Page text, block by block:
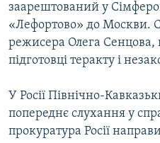
заарештований у
«Лефортово» до Москви.
режисера Олега Сенцова, в
підготовці теракту і
У Росії Північно-
попереднє слухання у
прокуратура Росії